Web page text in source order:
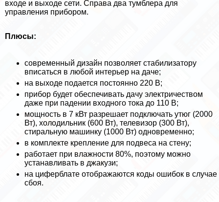
входе и выходе сети. Справа два тумблера для
управления прибором.
Плюсы:
современный дизайн позволяет стабилизатору
вписаться в любой интерьер на даче;
на выходе подается постоянно 220 В;
прибор будет обеспечивать дачу электричеством
даже при падении входного тока до 110 В;
мощность в 7 кВт разрешает подключать утюг (2000
Вт), холодильник (600 Вт), телевизор (300 Вт),
стиральную машинку (1000 Вт) одновременно;
в комплекте крепление для подвеса на стену;
работает при влажности 80%, поэтому можно
устанавливать в джакузи;
на циферблате отображаются коды ошибок в случае
сбоя.